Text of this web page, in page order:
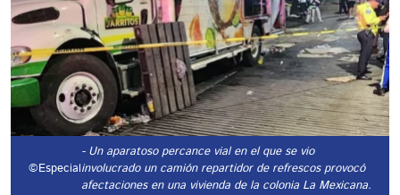
©Especial
- Un aparatoso percance vial en el que se vio
involucrado un camión repartidor de refrescos provocó
afectaciones en una vivienda de la colonia La Mexicana.